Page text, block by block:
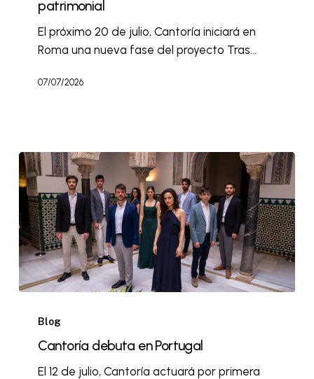
patrimonial
El próximo 20 de julio, Cantoría iniciará en
Roma una nueva fase del proyecto Tras…
07/07/2026
Blog
Cantoría debuta en Portugal
El 12 de julio, Cantoría actuará por primera